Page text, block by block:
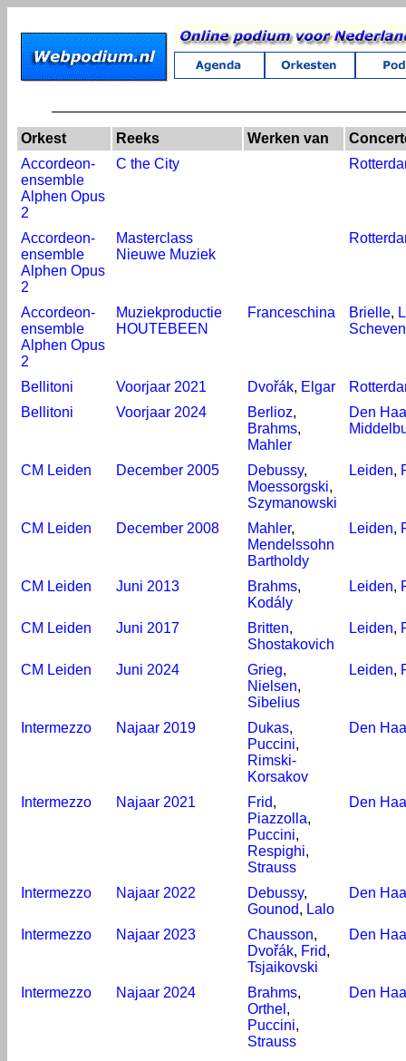
Orkest Reeks Werken van
Accordeon-
ensemble
Alphen Opus
2
C the City
Accordeon-
ensemble
Alphen Opus
2
Masterclass
Nieuwe Muziek
Accordeon-
ensemble
Alphen Opus
2
Muziekproductie
HOUTEBEEN
Franceschina Brielle,
Bellitoni Voorjaar 2021 Dvořák, Elgar
Bellitoni
Voorjaar 2024 Berlioz,
Brahms,
Mahler
Den
CM Leiden December 2005 Debussy,
Moessorgski,
Szymanowski
Leiden,
CM Leiden December 2008 Mahler,
Mendelssohn
Bartholdy
Leiden,
CM Leiden Juni 2013 Brahms,
Kodály
Leiden,
CM Leiden Juni 2017 Britten,
Shostakovich
Leiden,
CM Leiden Juni 2024 Grieg,
Nielsen,
Sibelius
Leiden,
Intermezzo Najaar 2019 Dukas,
Puccini,
Rimski-
Korsakov
Den
Intermezzo Najaar 2021 Frid,
Piazzolla,
Puccini,
Respighi,
Strauss
Den
Intermezzo Najaar 2022 Debussy,
Gounod, Lalo
Den
Intermezzo Najaar 2023 Chausson,
Dvořák, Frid,
Tsjaikovski
Den
Intermezzo Najaar 2024 Brahms,
Orthel ,
Puccini,
Strauss
Den